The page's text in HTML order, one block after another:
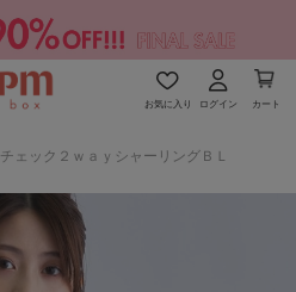
お気に入り ログイン カート
チェック２ｗａｙシャーリングＢＬ